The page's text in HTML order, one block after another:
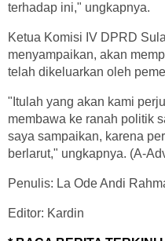
terhadap ini," ungkapnya.
Ketua Komisi IV DPRD
menyampaikan, akan
telah dikeluarkan oleh
"Itulah yang akan kami
membawa ke ranah politik
saya sampaikan, karena
berlarut," ungkapnya. (A-
Penulis: La Ode Andi
Editor: Kardin